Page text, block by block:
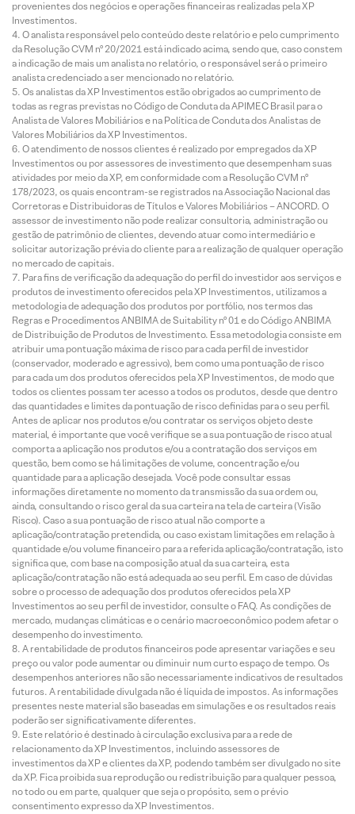
provenientes dos negócios e operações financeiras realizadas pela XP
Investimentos.
O analista responsável pelo conteúdo deste relatório e pelo cumprimento
da Resolução CVM nº 20/2021 está indicado acima, sendo que, caso constem
a indicação de mais um analista no relatório, o responsável será o primeiro
analista credenciado a ser mencionado no relatório.
Os analistas da XP Investimentos estão obrigados ao cumprimento de
todas as regras previstas no Código de Conduta da APIMEC Brasil para o
Analista de Valores Mobiliários e na Política de Conduta dos Analistas de
Valores Mobiliários da XP Investimentos.
O atendimento de nossos clientes é realizado por empregados da XP
Investimentos ou por assessores de investimento que desempenham suas
atividades por meio da XP, em conformidade com a Resolução CVM nº
178/2023, os quais encontram-se registrados na Associação Nacional das
Corretoras e Distribuidoras de Títulos e Valores Mobiliários – ANCORD. O
assessor de investimento não pode realizar consultoria, administração ou
gestão de patrimônio de clientes, devendo atuar como intermediário e
solicitar autorização prévia do cliente para a realização de qualquer operação
no mercado de capitais.
Para fins de verificação da adequação do perfil do investidor aos serviços e
produtos de investimento oferecidos pela XP Investimentos, utilizamos a
metodologia de adequação dos produtos por portfólio, nos termos das
Regras e Procedimentos ANBIMA de Suitability nº 01 e do Código ANBIMA
de Distribuição de Produtos de Investimento. Essa metodologia consiste em
atribuir uma pontuação máxima de risco para cada perfil de investidor
(conservador, moderado e agressivo), bem como uma pontuação de risco
para cada um dos produtos oferecidos pela XP Investimentos, de modo que
todos os clientes possam ter acesso a todos os produtos, desde que dentro
das quantidades e limites da pontuação de risco definidas para o seu perfil.
Antes de aplicar nos produtos e/ou contratar os serviços objeto deste
material, é importante que você verifique se a sua pontuação de risco atual
comporta a aplicação nos produtos e/ou a contratação dos serviços em
questão, bem como se há limitações de volume, concentração e/ou
quantidade para a aplicação desejada. Você pode consultar essas
informações diretamente no momento da transmissão da sua ordem ou,
ainda, consultando o risco geral da sua carteira na tela de carteira (Visão
Risco). Caso a sua pontuação de risco atual não comporte a
aplicação/contratação pretendida, ou caso existam limitações em relação à
quantidade e/ou volume financeiro para a referida aplicação/contratação, isto
significa que, com base na composição atual da sua carteira, esta
aplicação/contratação não está adequada ao seu perfil. Em caso de dúvidas
sobre o processo de adequação dos produtos oferecidos pela XP
Investimentos ao seu perfil de investidor, consulte o FAQ. As condições de
mercado, mudanças climáticas e o cenário macroeconômico podem afetar o
desempenho do investimento.
A rentabilidade de produtos financeiros pode apresentar variações e seu
preço ou valor pode aumentar ou diminuir num curto espaço de tempo. Os
desempenhos anteriores não são necessariamente indicativos de resultados
futuros. A rentabilidade divulgada não é líquida de impostos. As informações
presentes neste material são baseadas em simulações e os resultados reais
poderão ser significativamente diferentes.
Este relatório é destinado à circulação exclusiva para a rede de
relacionamento da XP Investimentos, incluindo assessores de
investimentos da XP e clientes da XP, podendo também ser divulgado no site
da XP. Fica proibida sua reprodução ou redistribuição para qualquer pessoa,
no todo ou em parte, qualquer que seja o propósito, sem o prévio
consentimento expresso da XP Investimentos.